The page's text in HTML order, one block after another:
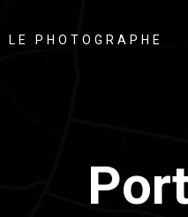
LE PHOTOGRAPHE